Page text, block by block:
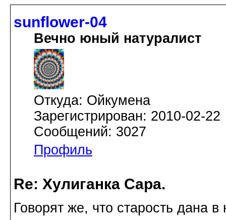
sunflower-04
Вечно юный натуралист
Откуда: Ойкумена
Зарегистрирован: 2010-02-22
Сообщений: 3027
Профиль
Re: Хулиганка Сара.
Говорят же, что старость дана